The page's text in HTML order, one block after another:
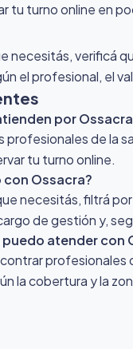
tu turno online en
necesitás, verificá
el profesional, el
por
profesionales de la
tu turno online.
con Ossacra?
necesitás, filtrá
de gestión y,
atender con
profesionales
la cobertura y la